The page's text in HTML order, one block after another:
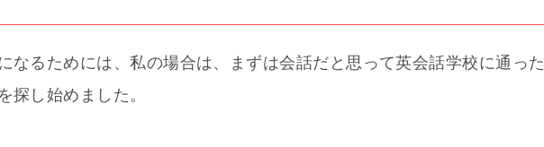
なるためには、私の場合は、まずは会話だと思って英会話学校に通った
探し始めました。